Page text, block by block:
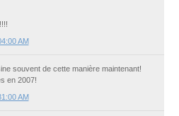
AM
souvent de cette manière maintenant!
en 2007!
AM